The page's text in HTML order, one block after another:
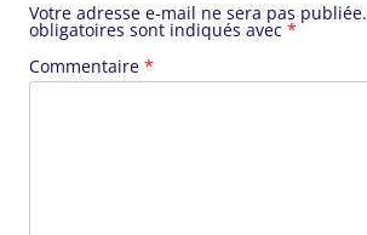
Votre adresse e-mail ne sera pas publiée.
obligatoires sont indiqués avec *
Commentaire *